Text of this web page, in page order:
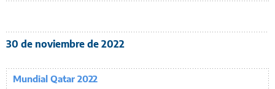
30 de noviembre de 2022
Mundial Qatar 2022